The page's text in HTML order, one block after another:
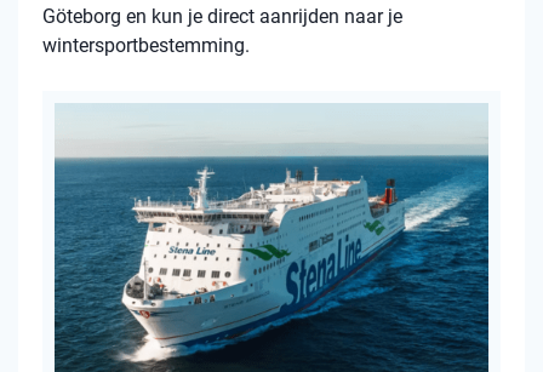
Göteborg en kun je direct aanrijden naar je
wintersportbestemming.